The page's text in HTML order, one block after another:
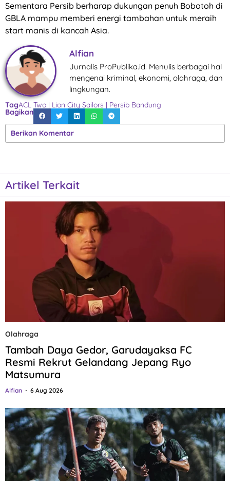
Sementara Persib berharap dukungan penuh Bobotoh di
GBLA mampu memberi energi tambahan untuk meraih
start manis di kancah Asia.
Alfian
Jurnalis ProPublika.id. Menulis berbagai hal
mengenai kriminal, ekonomi, olahraga, dan
lingkungan.
TagACL Two | Lion City Sailors | Persib Bandung
Bagikan
Berikan Komentar
Artikel Terkait
Olahraga
Tambah Daya Gedor, Garudayaksa FC
Resmi Rekrut Gelandang Jepang Ryo
Matsumura
Alfian 6 Aug 2026